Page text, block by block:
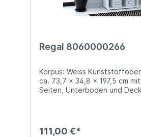
Regal 8060000266
Korpus: Weiss
ca. 73,7 x 34,8 x 197,5 cm
Seiten, Unterboden und
111,00 €*